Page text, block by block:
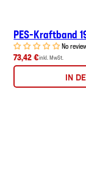
PES-Kraftband
No
73,42 €inkl. MwSt.
IN